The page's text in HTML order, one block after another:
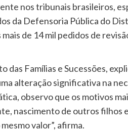
nos tribunais brasileiros,
da Defensoria Pública do
de 14 mil pedidos de
Famílias e Sucessões,
alteração significativa na
observo que os motivos
nascimento de outros filhos
valor”, afirma.